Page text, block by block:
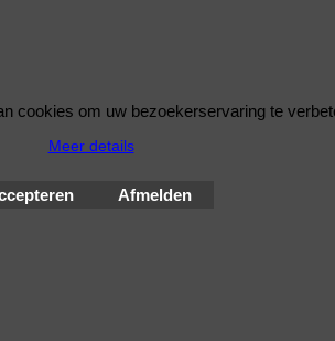
2026 sinds 1998
cookies om uw bezoekerservaring te
Meer details
Afmelden